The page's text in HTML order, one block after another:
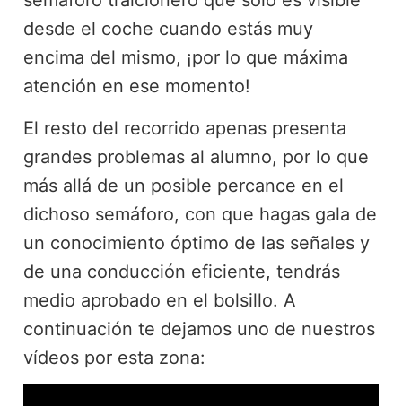
desde el coche cuando estás muy
encima del mismo, ¡por lo que máxima
atención en ese momento!
El resto del recorrido apenas presenta
grandes problemas al alumno, por lo que
más allá de un posible percance en el
dichoso semáforo, con que hagas gala de
un conocimiento óptimo de las señales y
de una conducción eficiente, tendrás
medio aprobado en el bolsillo. A
continuación te dejamos uno de nuestros
vídeos por esta zona: